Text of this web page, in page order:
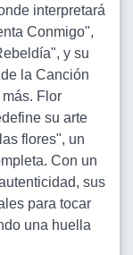
interpretará
Conmigo",
y su
la Canción
Flor
su arte
flores", un
Con un
sus
para tocar
una huella